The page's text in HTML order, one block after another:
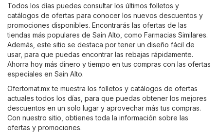
Todos los días puedes consultar los últimos folletos y
catálogos de ofertas para conocer los nuevos descuentos y
promociones disponibles. Encontrarás las ofertas de las
tiendas más populares de Sain Alto, como Farmacias Similares.
Además, este sitio se destaca por tener un diseño fácil de
usar, para que puedas encontrar las rebajas rápidamente.
Ahorra hoy más dinero y tiempo en tus compras con las ofertas
especiales en Sain Alto.
Ofertomat.mx te muestra los folletos y catálogos de ofertas
actuales todos los días, para que puedas obtener los mejores
descuentos en un solo lugar y aprovechar más tus compras.
Con nuestro sitio, obtienes toda la información sobre las
ofertas y promociones.